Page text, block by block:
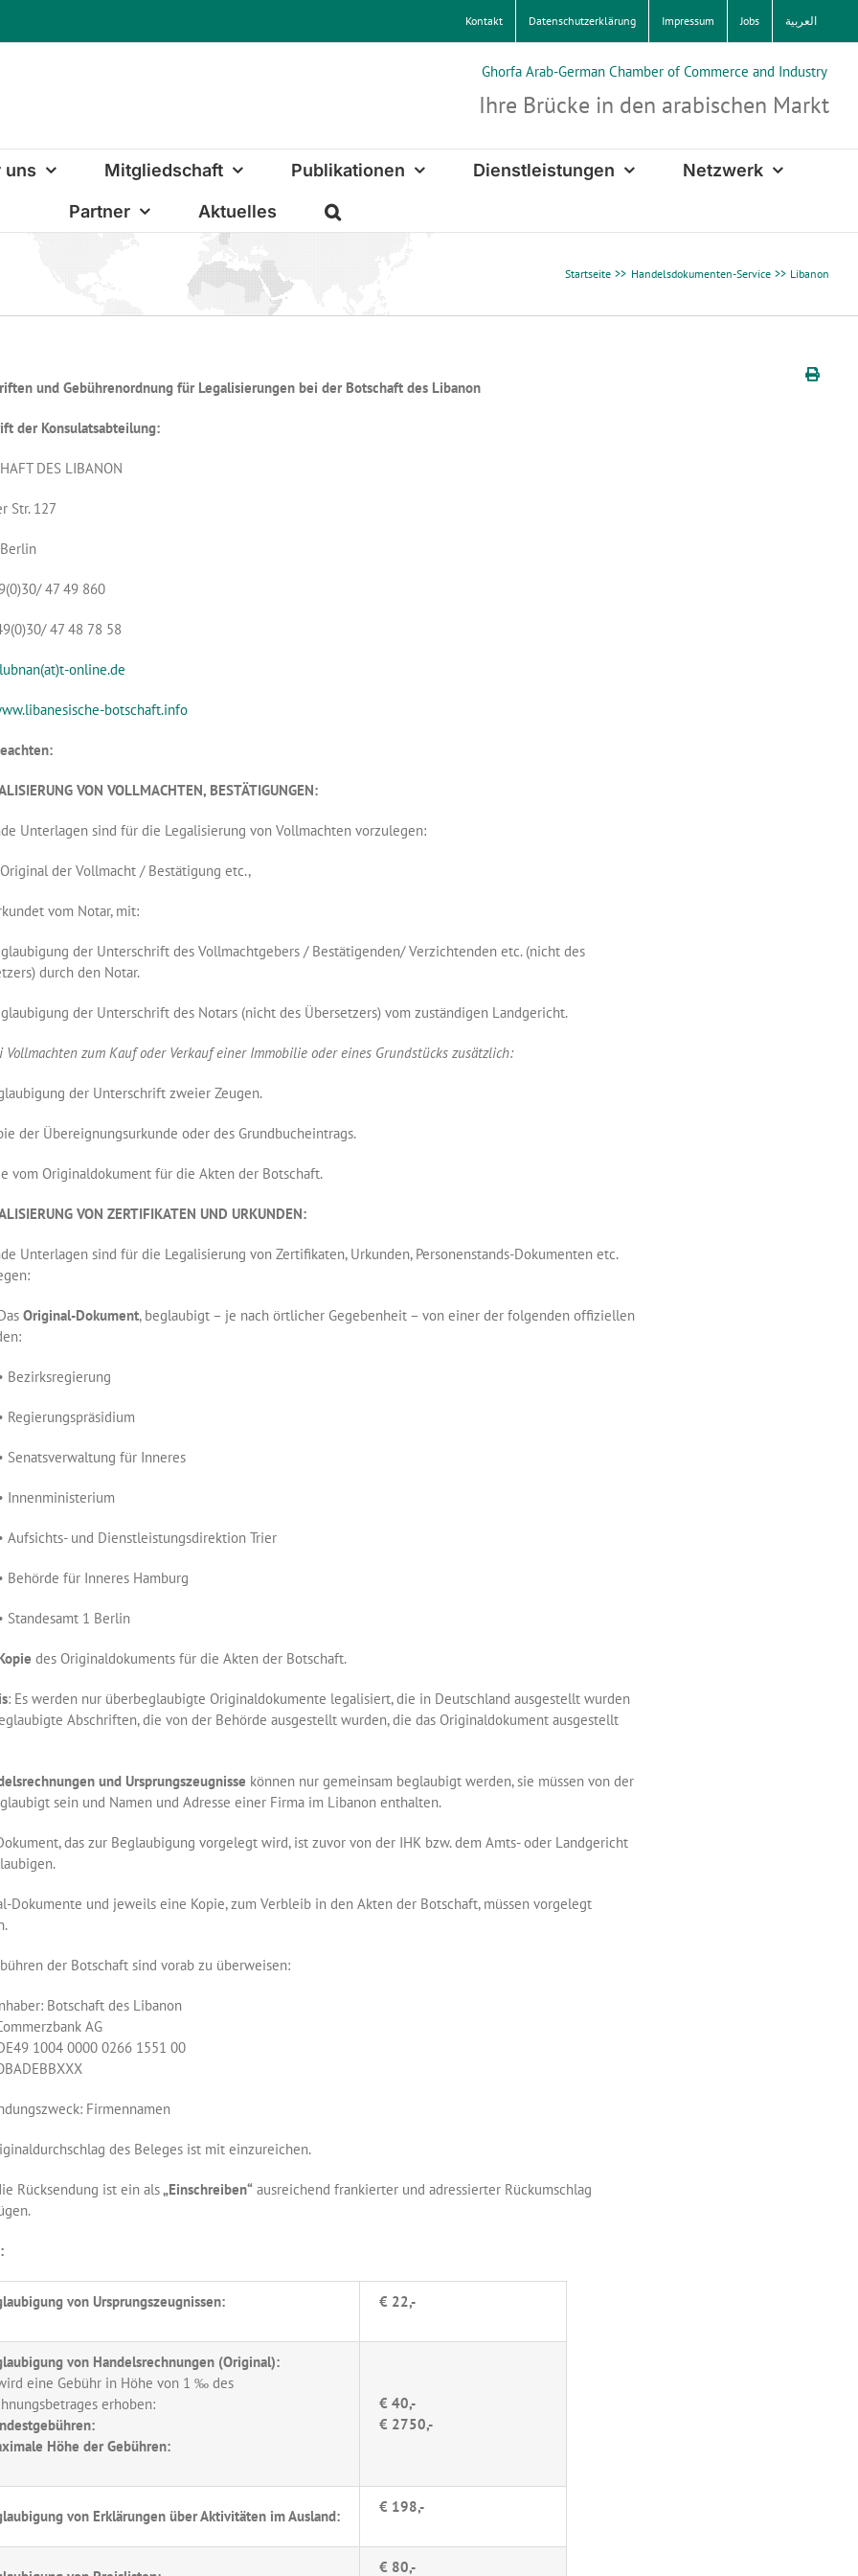
Kontakt Datenschutzerklärung Impressum Jobs العربية
Ghorfa Arab-German Chamber of Commerce and Industry
Ihre Brücke in den arabischen Markt
uns Mitgliedschaft Publikationen Dienstleistungen Netzwerk
Partner Aktuelles
Startseite Handelsdokumenten-Service Libanon
und Gebührenordnung für Legalisierungen bei der Botschaft des Libanon
der Konsulatsabteilung:
DES LIBANON
Str. 127
47 49 860
47 48 78 58
lubnan(at)t-online.de
botschaft.info
VON VOLLMACHTEN, BESTÄTIGUNGEN:
Unterlagen sind für die Legalisierung von Vollmachten vorzulegen:
der Vollmacht / Bestätigung etc.,
vom Notar, mit:
der Unterschrift des Vollmachtgebers / Bestätigenden/ Verzichtenden etc. (nicht des
durch den Notar.
der Unterschrift des Notars (nicht des Übersetzers) vom zuständigen Landgericht.
Vollmachten zum Kauf oder Verkauf einer Immobilie oder eines Grundstücks zusätzlich:
der Unterschrift zweier Zeugen.
der Übereignungsurkunde oder des Grundbucheintrags.
vom Originaldokument für die Akten der Botschaft.
VON ZERTIFIKATEN UND URKUNDEN:
Unterlagen sind für die Legalisierung von Zertifikaten, Urkunden, Personenstands-Dokumenten etc.
Original-Dokument, beglaubigt – je nach örtlicher Gegebenheit – von einer der folgenden offiziellen
für Inneres
und Dienstleistungsdirektion Trier
für Inneres Hamburg
1 Berlin
des Originaldokuments für die Akten der Botschaft.
: Es werden nur überbeglaubigte Originaldokumente legalisiert, die in Deutschland ausgestellt wurden
Abschriften, die von der Behörde ausgestellt wurden, die das Originaldokument ausgestellt
und Ursprungszeugnisse können nur gemeinsam beglaubigt werden, sie müssen von der
sein und Namen und Adresse einer Firma im Libanon enthalten.
das zur Beglaubigung vorgelegt wird, ist zuvor von der IHK bzw. dem Amts- oder Landgericht
Dokumente und jeweils eine Kopie, zum Verbleib in den Akten der Botschaft, müssen vorgelegt
der Botschaft sind vorab zu überweisen:
Botschaft des Libanon
AG
1004 0000 0266 1551 00
Firmennamen
des Beleges ist mit einzureichen.
Rücksendung ist ein als„Einschreiben“ ausreichend frankierter und adressierter Rückumschlag
von Ursprungszeugnissen: € 22,-
von Handelsrechnungen (Original):
eine Gebühr in Höhe von 1 ‰ des
erhoben:
Höhe der Gebühren:
€ 40,-
€ 2750,-
von Erklärungen über Aktivitäten im Ausland:
€ 198,-
€ 80,-